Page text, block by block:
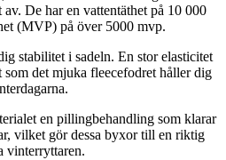
De har en vattentäthet på 10 000
(MVP) på över 5000 mvp.
stabilitet i sadeln. En stor elasticitet
det mjuka fleecefodret håller dig
en pillingbehandling som klarar
vilket gör dessa byxor till en riktig
vinterryttaren.